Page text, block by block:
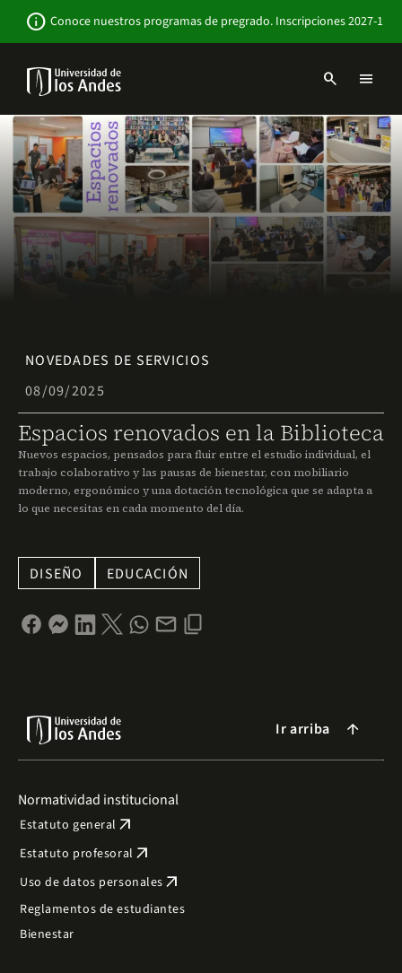
contenido
info Conoce nuestros programas de pregrado. Inscripciones 2027-1
Navbar
-
Sitio
Institucional
search menu
NOVEDADES DE SERVICIOS
08/09/2025
Espacios renovados en la Biblioteca
Nuevos espacios, pensados para fluir entre el estudio individual, el
trabajo colaborativo y las pausas de bienestar, con mobiliario
moderno, ergonómico y una dotación tecnológica que se adapta a
lo que necesitas en cada momento del día.
DISEÑO EDUCACIÓN
Ir arriba arrow_forward
Normatividad institucional
Estatuto general arrow_outward
Estatuto profesoral arrow_outward
Uso de datos personales arrow_outward
Reglamentos de estudiantes
Bienestar